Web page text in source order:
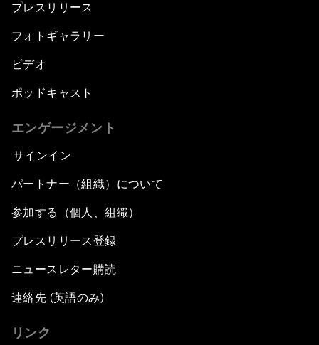
プレスリリース
フォトギャラリー
ビデオ
ポッドキャスト
エンゲージメント
サインイン
パートナー（組織）について
参加する（個人、組織）
プレスリリース登録
ニュースレター購読
連絡先 (英語のみ)
リンク